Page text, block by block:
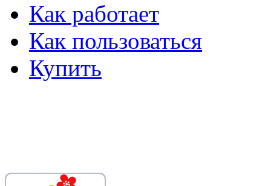
Как работает
Как пользоваться
Купить